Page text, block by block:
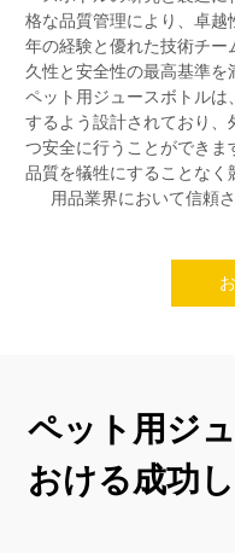
格な品質管理により、卓
年の経験と優れた技術チ
久性と安全性の最高基準
ペット用ジュースボトル
するよう設計されており
つ安全に行うことができま
品質を犠牲にすることなく
用品業界において信頼
ペット用ジ
おける成功